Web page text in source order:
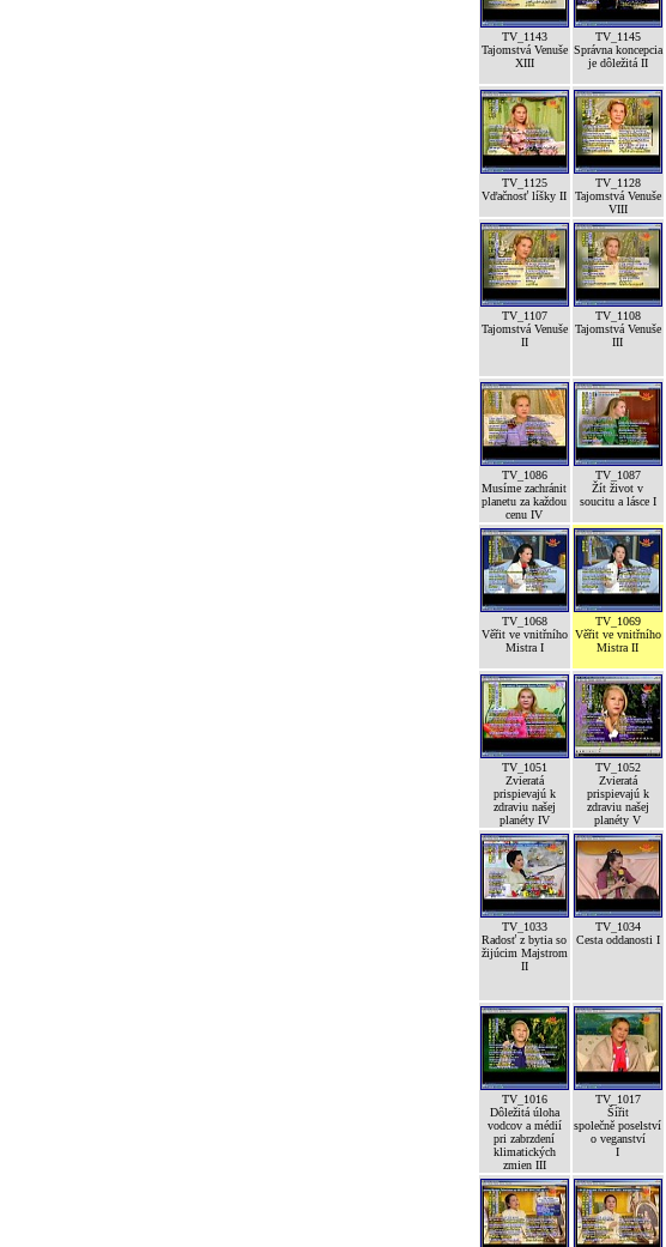
TV_1143
Tajomstvá Venuše
XIII
TV_1145
Správna koncepcia
je dôležitá II
TV_1125
Vďačnosť líšky II
TV_1128
Tajomstvá Venuše
VIII
TV_1107
Tajomstvá Venuše
II
TV_1108
Tajomstvá Venuše
III
TV_1086
Musíme zachránit
planetu za každou
cenu IV
TV_1087
Žít život v
soucitu a lásce I
TV_1068
Věřit ve vnitřního
Mistra I
TV_1069
Věřit ve vnitřního
Mistra II
TV_1051
Zvieratá
prispievajú k
zdraviu našej
planéty IV
TV_1052
Zvieratá
prispievajú k
zdraviu našej
planéty V
TV_1033
Radosť z bytia so
žijúcim Majstrom
II
TV_1034
Cesta oddanosti I
TV_1016
Dôležitá úloha
vodcov a médií
pri zabrzdení
klimatických
zmien III
TV_1017
Šířit
společně poselství
o veganství
I